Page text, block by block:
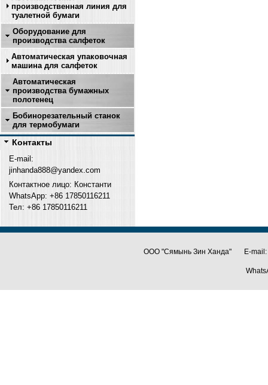
производственная линия для
туалетной бумаги
Оборудование для
производства салфеток
Автоматическая упаковочная
машина для салфеток
Автоматическая
производства бумажных
полотенец
Бобинорезательный станок
для термобумаги
Контакты
E-mail:
jinhanda888@yandex.com
Контактное лицо: Константи
WhatsApp: +86 17850116211
Тел: +86 17850116211
ООО "Сямынь Зин Ханда" E-mail: